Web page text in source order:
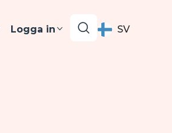
Logga in SV